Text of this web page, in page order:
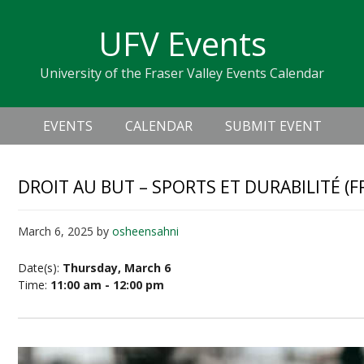
navigation
sidebar
UFV Events
University of the Fraser Valley Events Calendar
Header
Right
Main
navigation
EVENTS CALENDAR SUBMIT EVENT
DROIT AU BUT – SPORTS ET DURABILITÉ
March 6, 2025 byosheensahni
Date(s): Thursday, March 6
Time: 11:00 am - 12:00 pm